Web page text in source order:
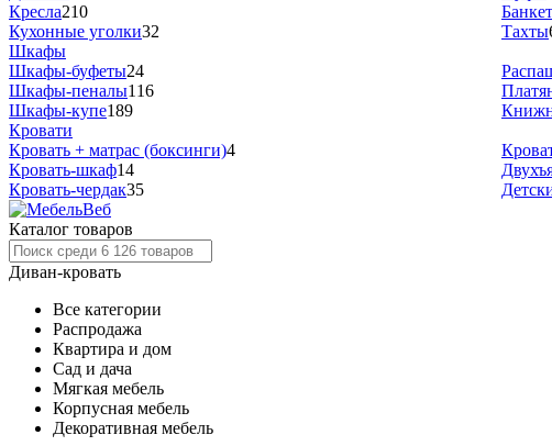
Кресла210
Кухонные уголки32
Тахты
Шкафы
Шкафы-буфеты24
Шкафы-пеналы116
Шкафы-купе189
Кровати
Кровать + матрас (боксинги)4
Кровать-шкаф14
Кровать-чердак35
Каталог товаров
Диван-кровать
Все категории
Распродажа
Квартира и дом
Сад и дача
Мягкая мебель
Корпусная мебель
Декоративная мебель